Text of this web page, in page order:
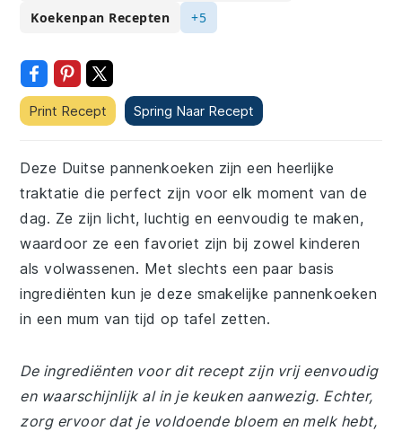
Koekenpan Recepten
+5
Print Recept Spring Naar Recept
Deze Duitse pannenkoeken zijn een heerlijke
traktatie die perfect zijn voor elk moment van de
dag. Ze zijn licht, luchtig en eenvoudig te maken,
waardoor ze een favoriet zijn bij zowel kinderen
als volwassenen. Met slechts een paar basis
ingrediënten kun je deze smakelijke pannenkoeken
in een mum van tijd op tafel zetten.
De ingrediënten voor dit recept zijn vrij eenvoudig
en waarschijnlijk al in je keuken aanwezig. Echter,
zorg ervoor dat je voldoende bloem en melk hebt,